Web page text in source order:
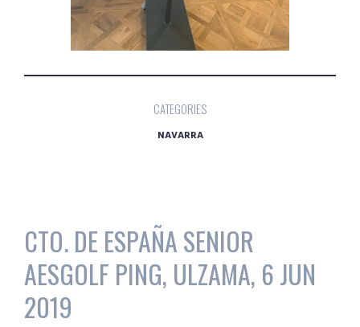
CATEGORIES
NAVARRA
CTO. DE ESPAÑA SENIOR
AESGOLF PING, ULZAMA, 6 JUN
2019